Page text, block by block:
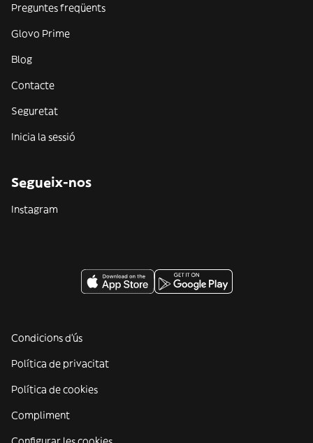
Preguntes freqüents
Glovo Prime
Blog
Contacte
Seguretat
Inicia la sessió
Segueix-nos
Instagram
Condicions d'ús
Política de privacitat
Política de cookies
Compliment